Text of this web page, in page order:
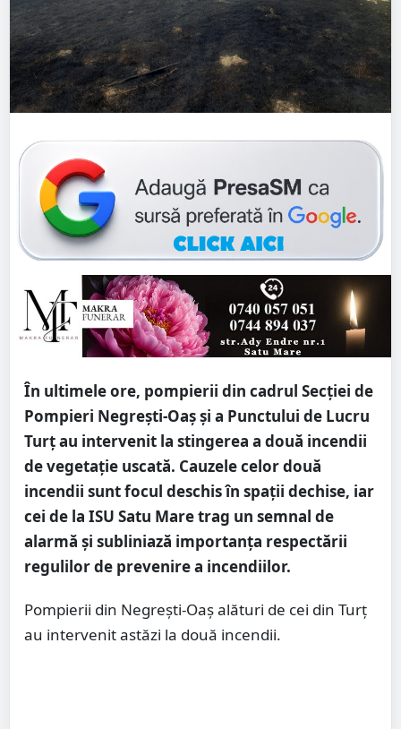
În ultimele ore, pompierii din cadrul Secției de
Pompieri Negrești-Oaș și a Punctului de Lucru
Turț au intervenit la stingerea a două incendii
de vegetație uscată. Cauzele celor două
incendii sunt focul deschis în spații dechise, iar
cei de la ISU Satu Mare trag un semnal de
alarmă și subliniază importanța respectării
regulilor de prevenire a incendiilor.
Pompierii din Negrești-Oaș alături de cei din Turț
au intervenit astăzi la două incendii.